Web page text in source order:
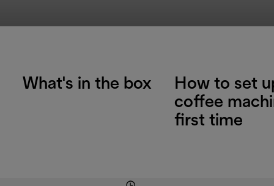
What's in the box
How to set
coffee
first time